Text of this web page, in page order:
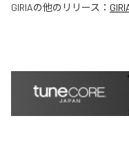
GIRIAの他のリリース：